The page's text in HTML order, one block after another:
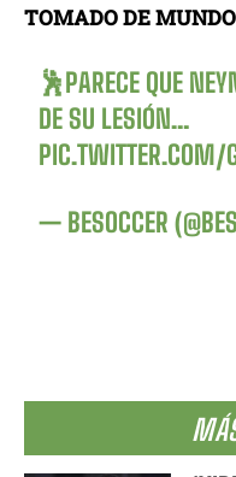
TOMADO DE
🕺PARECE QUE
DE SU LESIÓN…
PIC.TWITTER.COM/
— BESOCCER